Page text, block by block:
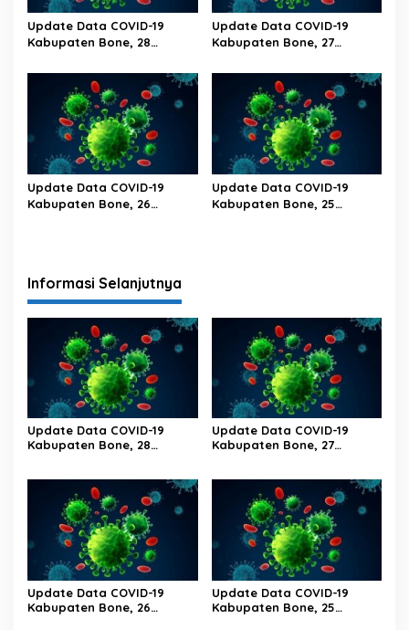
Update Data COVID-19
Kabupaten Bone, 28
Wita
Update Data COVID-19
Kabupaten Bone, 27
Wita
Update Data COVID-19
Kabupaten Bone, 26
Update Data COVID-19
Kabupaten Bone, 25
Informasi Selanjutnya
Update Data COVID-19
Kabupaten Bone, 28
Update Data COVID-19
Kabupaten Bone, 27
Update Data COVID-19
Kabupaten Bone, 26
Update Data COVID-19
Kabupaten Bone, 25